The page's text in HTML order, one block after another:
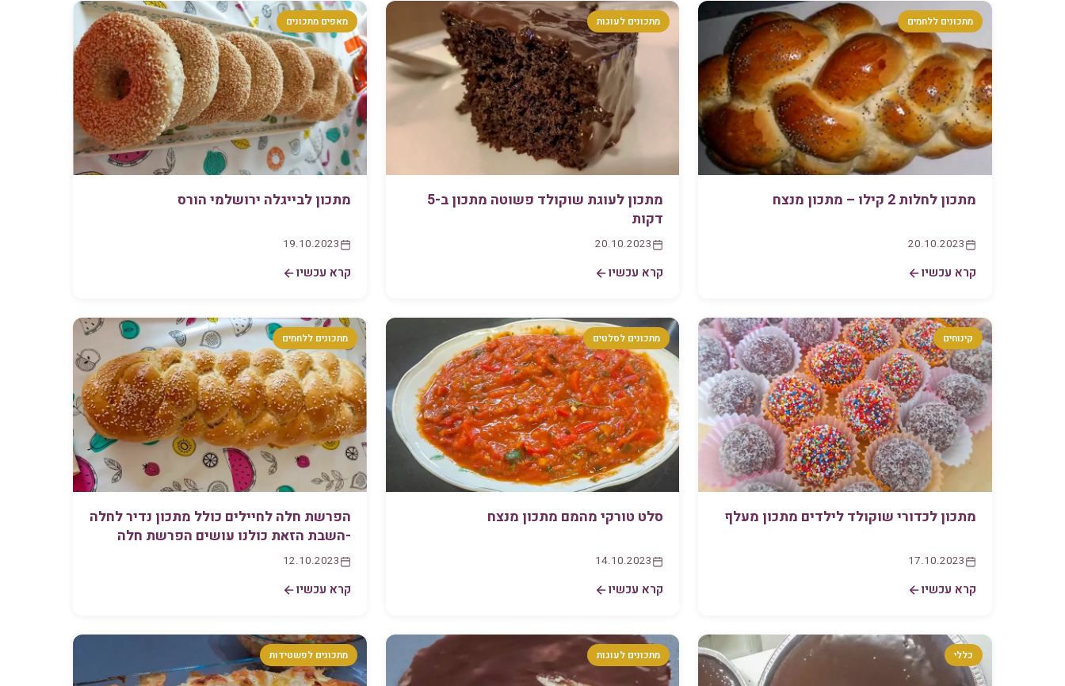
מתכונים ללחמים
מתכון לחלות 2 קילו – מתכון מנצח
20.10.2023
קרא עכשיו
מתכונים לעוגות
מתכון לעוגת שוקולד פשוטה מתכון ב-5
דקות
20.10.2023
קרא עכשיו
מאפים מתכונים
מתכון לבייגלה ירושלמי הורס
19.10.2023
קרא עכשיו
קינוחים
מתכון לכדורי שוקולד לילדים מתכון מעלף
17.10.2023
קרא עכשיו
מתכונים לסלטים
סלט טורקי מהמם מתכון מנצח
14.10.2023
קרא עכשיו
מתכונים ללחמים
הפרשת חלה לחיילים כולל מתכון נדיר לחלה
-השבת הזאת כולנו עושים הפרשת חלה
12.10.2023
קרא עכשיו
כללי מתכונים לעוגות מתכונים לפשטידות